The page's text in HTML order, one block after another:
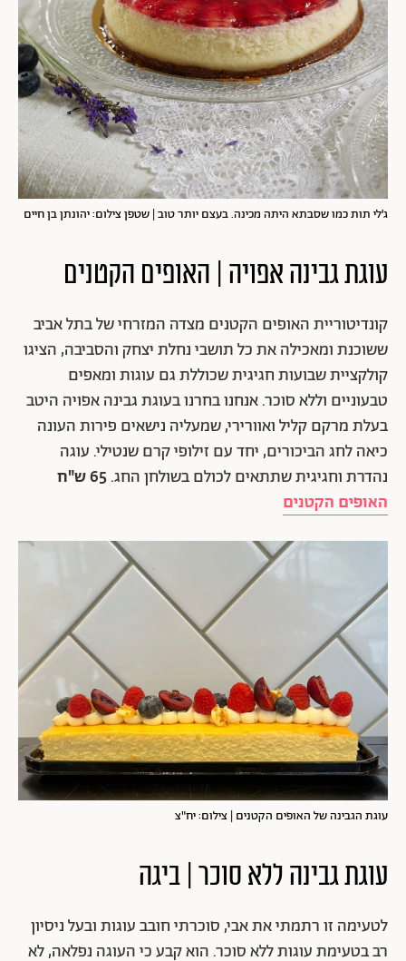
ג׳לי תות כמו שסבתא היתה מכינה. בעצם יותר טוב | שטפן צילום: יהונתן בן חיים
עוגת גבינה אפויה | האופים הקטנים
קונדיטוריית האופים הקטנים מצדה המזרחי של בתל אביב
ששוכנת ומאכילה את כל תושבי נחלת יצחק והסביבה, הציגו
קולקציית שבועות חגיגית שכוללת גם עוגות ומאפים
טבעוניים וללא סוכר. אנחנו בחרנו בעוגת גבינה אפויה היטב
בעלת מרקם קליל ואוורירי, שמעליה נישאים פירות העונה
כיאה לחג הביכורים, יחד עם זילופי קרם שנטילי. עוגה
נהדרת וחגיגית שתתאים לכולם בשולחן החג.65 ש"ח
האופים הקטנים
עוגת הגבינה של האופים הקטנים | צילום: יח"צ
עוגת גבינה ללא סוכר | ביגה
לטעימה זו רתמתי את אבי, סוכרתי חובב עוגות ובעל ניסיון
רב בטעימת עוגות ללא סוכר. הוא קבע כי העוגה נפלאה, לא